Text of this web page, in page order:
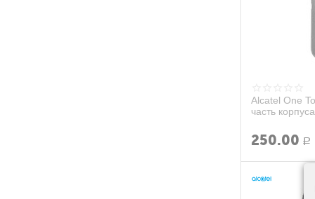
Alcatel One
часть
250.00 Р